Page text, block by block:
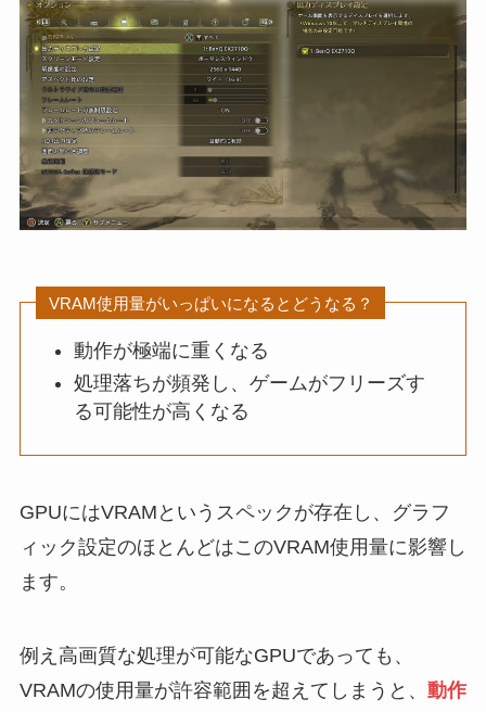
VRAM使用量がいっぱいになるとどうなる？
動作が極端に重くなる
処理落ちが頻発し、ゲームがフリーズす
る可能性が高くなる
GPUにはVRAMというスペックが存在し、グラフ
ィック設定のほとんどはこのVRAM使用量に影響し
ます。
例え高画質な処理が可能なGPUであっても、
VRAMの使用量が許容範囲を超えてしまうと、 動作